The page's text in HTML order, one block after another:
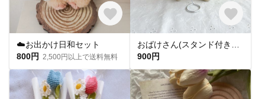
☁️お出かけ日和セット
800円
2,500円以上で送料無料
900円